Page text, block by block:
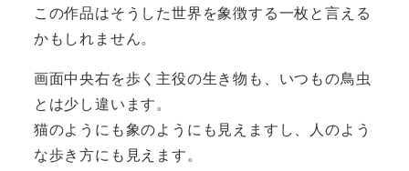
この作品はそうした世界を象徴する一枚と言える
かもしれません。
画面中央右を歩く主役の生き物も、いつもの鳥虫
とは少し違います。
猫のようにも象のようにも見えますし、人のよう
な歩き方にも見えます。